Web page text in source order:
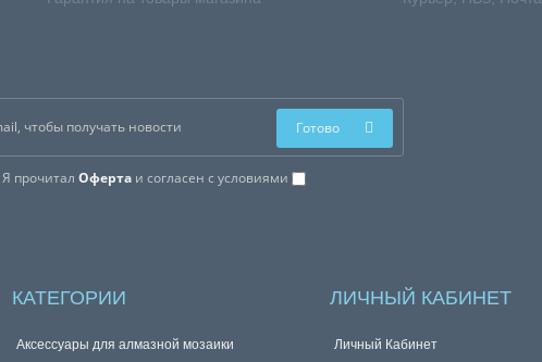
Я прочиталОферта и согласен с условиями
Готово
КАТЕГОРИИ
Аксессуары для алмазной мозаики
ЛИЧНЫЙ КАБИНЕТ
Личный Кабинет